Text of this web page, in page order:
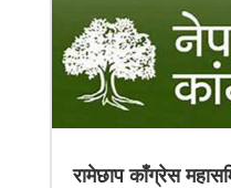
रामेछाप काँग्रेस